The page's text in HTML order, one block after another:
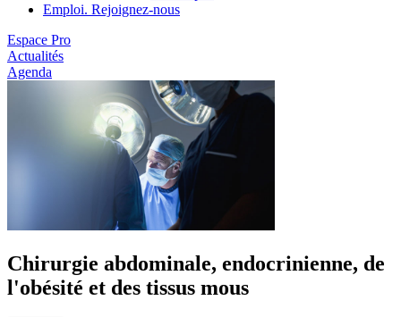
Emploi. Rejoignez-nous
Espace Pro
Actualités
Agenda
Chirurgie abdominale, endocrinienne, de
l'obésité et des tissus mous